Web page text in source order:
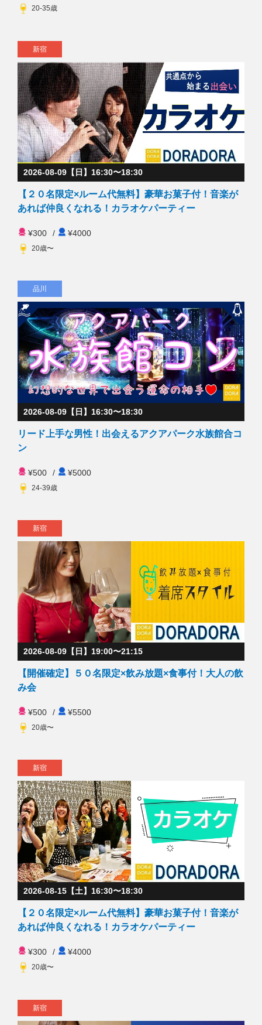
20-35歳
新宿
2026-08-09【日】16:30〜18:30
【２０名限定×ルーム代無料】豪華お菓子付！音楽が
あれば仲良くなれる！カラオケパーティー
¥300 / ¥4000
20歳〜
品川
2026-08-09【日】16:30〜18:30
リード上手な男性！出会えるアクアパーク水族館合コ
ン
¥500 / ¥5000
24-39歳
新宿
2026-08-09【日】19:00〜21:15
【開催確定】５０名限定×飲み放題×食事付！大人の飲
み会
¥500 / ¥5500
20歳〜
新宿
2026-08-15【土】16:30〜18:30
【２０名限定×ルーム代無料】豪華お菓子付！音楽が
あれば仲良くなれる！カラオケパーティー
¥300 / ¥4000
20歳〜
新宿